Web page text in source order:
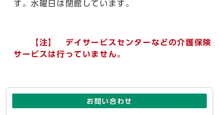
す。水曜日は閉館しています。
【注】 デイサービスセンターなどの介護保険
サービスは行っていません。
お問い合わせ